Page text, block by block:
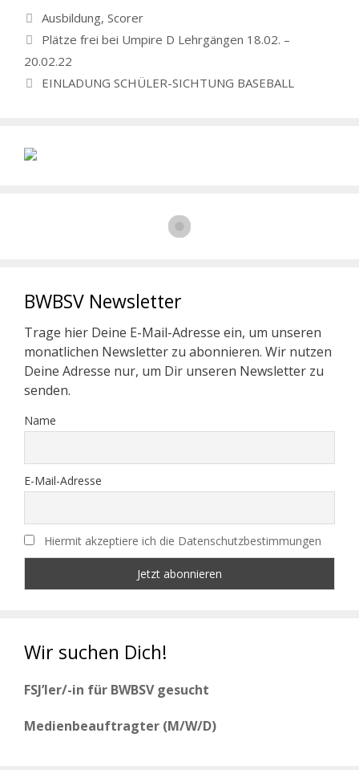
Kategorien
Ausbildung, Scorer
Plätze frei bei Umpire D Lehrgängen 18.02. –
20.02.22
EINLADUNG SCHÜLER-SICHTUNG BASEBALL
BWBSV Newsletter
Trage hier Deine E-Mail-Adresse ein, um unseren
monatlichen Newsletter zu abonnieren. Wir nutzen
Deine Adresse nur, um Dir unseren Newsletter zu
senden.
Name
E-Mail-Adresse
Hiermit akzeptiere ich die Datenschutzbestimmungen
Wir suchen Dich!
FSJ’ler/-in für BWBSV gesucht
Medienbeauftragter (M/W/D)